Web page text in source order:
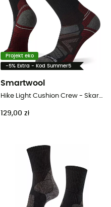
Projekt eko
-5% Extra - Kod Summer5
Smartwool
129,00 zł